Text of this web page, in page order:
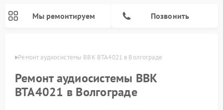
Мы ремонтируем Позвонить
Ремонт аудиосистемы BBK BTA4021 в Волгограде
Ремонт аудиосистемы BBK
BTA4021 в Волгограде